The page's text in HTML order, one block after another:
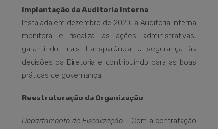
Implantação da Auditoria Interna
Instalada em dezembro de 2020, a Auditoria Interna
monitora e fiscaliza as ações administrativas,
garantindo mais transparência e segurança às
decisões da Diretoria e contribuindo para as boas
práticas de governança.
Reestruturação da Organização
Departamento de Fiscalização – Com a contratação